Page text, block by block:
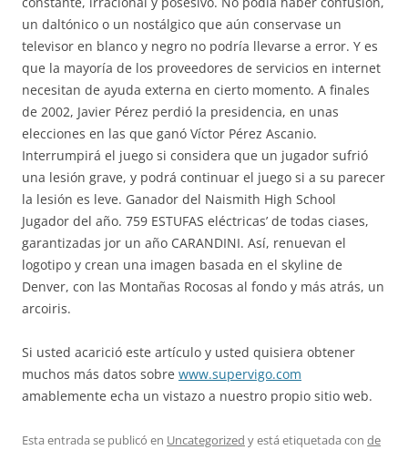
un daltónico o un nostálgico que aún conservase un
televisor en blanco y negro no podría llevarse a error. Y es
que la mayoría de los proveedores de servicios en internet
necesitan de ayuda externa en cierto momento. A finales
de 2002, Javier Pérez perdió la presidencia, en unas
elecciones en las que ganó Víctor Pérez Ascanio.
Interrumpirá el juego si considera que un jugador sufrió
una lesión grave, y podrá continuar el juego si a su parecer
la lesión es leve. Ganador del Naismith High School
Jugador del año. 759 ESTUFAS eléctricas’ de todas ciases,
garantizadas jor un año CARANDINI. Así, renuevan el
logotipo y crean una imagen basada en el skyline de
Denver, con las Montañas Rocosas al fondo y más atrás, un
arcoiris.
Si usted acarició este artículo y usted quisiera obtener
muchos más datos sobre www.supervigo.com
amablemente echa un vistazo a nuestro propio sitio web.
Esta entrada se publicó en Uncategorized y está etiquetada con de